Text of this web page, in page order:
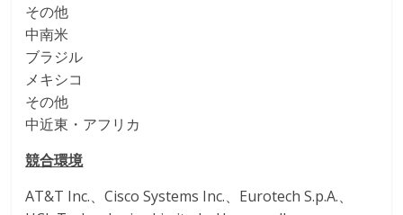
その他
中南米
ブラジル
メキシコ
その他
中近東・アフリカ
競合環境
AT&T Inc.、Cisco Systems Inc.、Eurotech S.p.A.、